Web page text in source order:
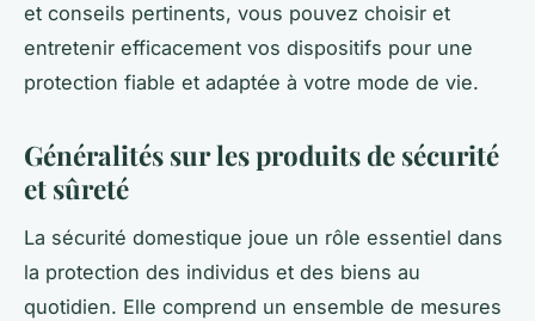
et conseils pertinents, vous pouvez choisir et
entretenir efficacement vos dispositifs pour une
protection fiable et adaptée à votre mode de vie.
Généralités sur les produits de sécurité
et sûreté
La sécurité domestique joue un rôle essentiel dans
la protection des individus et des biens au
quotidien. Elle comprend un ensemble de mesures